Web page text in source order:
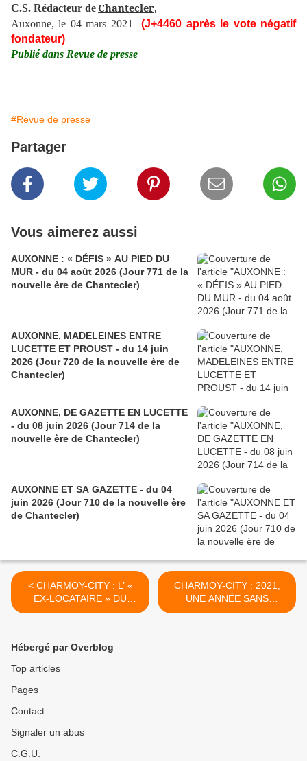
C.S. Rédacteur deChantecler,
Auxonne, le 04 mars 2021(J+4460 après le vote négatif
fondateur)
Publié dans Revue de presse
#Revue de presse
Partager
Vous aimerez aussi
AUXONNE : « DÉFIS » AU PIED DU
MUR - du 04 août 2026 (Jour 771 de la
nouvelle ère de Chantecler)
AUXONNE, MADELEINES ENTRE
LUCETTE ET PROUST - du 14 juin
2026 (Jour 720 de la nouvelle ère de
Chantecler)
AUXONNE, DE GAZETTE EN LUCETTE
- du 08 juin 2026 (Jour 714 de la
nouvelle ère de Chantecler)
AUXONNE ET SA GAZETTE - du 04
juin 2026 (Jour 710 de la nouvelle ère
de Chantecler)
< CHARMOY-CITY : L’ «
EX-LOCATAIRE » DU
CHÂTEAU LOUIS XI - DU
fondateur)
CHARMOY-CITY : 2021,
UNE ANNÉE SANS
CARNAVAL (2) - DU 07
Hébergé par Overblog
Top articles
Pages
Contact
Signaler un abus
C.G.U.